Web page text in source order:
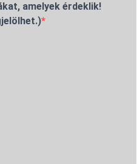
amelyek érdeklik!